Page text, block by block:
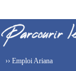
›› Emploi Ariana